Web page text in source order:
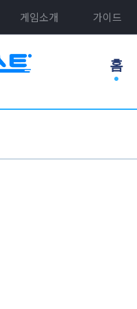
게임소개 가이드
홈